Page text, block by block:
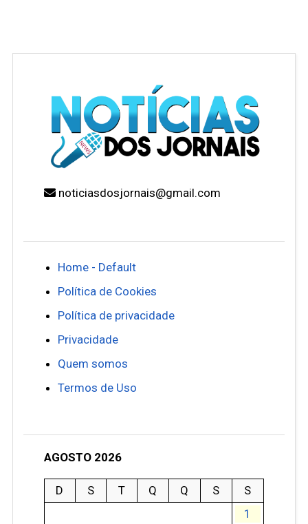
noticiasdosjornais@gmail.com
Home - Default
Política de Cookies
Política de privacidade
Privacidade
Quem somos
Termos de Uso
AGOSTO 2026
D S T Q Q S
S
1